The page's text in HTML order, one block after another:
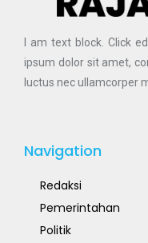
I am text block. Click
ipsum dolor sit amet,
luctus nec ullamcorper
Navigation
Redaksi
Pemerintahan
Politik